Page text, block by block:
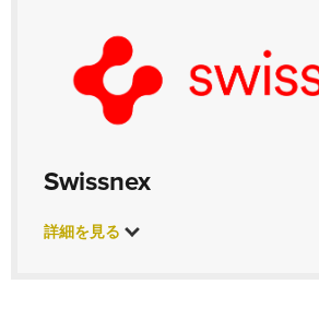
Swissnex
詳細を見る